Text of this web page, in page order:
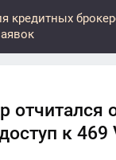
кредитных
отчитался
к 469